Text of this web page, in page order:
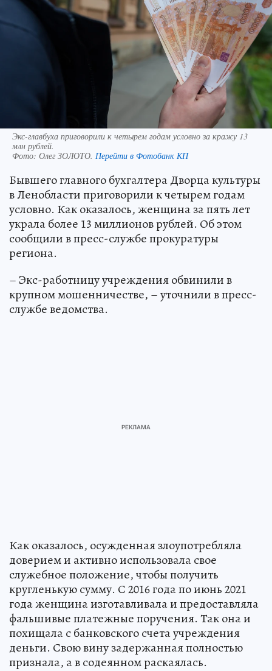
Экс-главбуха приговорили к четырем годам условно за кражу 13
млн рублей.
Фото: Олег ЗОЛОТО. Перейти в Фотобанк КП
Бывшего главного бухгалтера Дворца культуры
в Ленобласти приговорили к четырем годам
условно. Как оказалось, женщина за пять лет
украла более 13 миллионов рублей. Об этом
сообщили в пресс-службе прокуратуры
региона.
– Экс-работницу учреждения обвинили в
крупном мошенничестве, – уточнили в пресс-
службе ведомства.
Как оказалось, осужденная злоупотребляла
доверием и активно использовала свое
служебное положение, чтобы получить
кругленькую сумму. С 2016 года по июнь 2021
года женщина изготавливала и предоставляла
фальшивые платежные поручения. Так она и
похищала с банковского счета учреждения
деньги. Свою вину задержанная полностью
признала, а в содеянном раскаялась.